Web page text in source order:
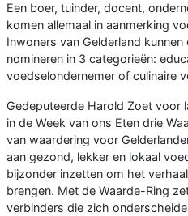
Een boer, tuinder, docent,
komen allemaal in aanmerking
Inwoners van Gelderland
nomineren in 3 categorieën:
voedselondernemer of culinaire
Gedeputeerde Harold Zoet voor
in de Week van ons Eten drie
van waardering voor
aan gezond, lekker en lokaal
bijzonder inzetten om het
brengen. Met de Waarde-Ring
verbinders die zich